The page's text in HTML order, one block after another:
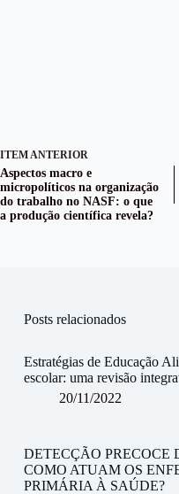
ITEM ANTERIOR
Aspectos macro e
micropolíticos na organização
do trabalho no NASF: o que
a produção científica revela?
Posts relacionados
Estratégias de Educação
escolar: uma revisão
20/11/2022
DETECÇÃO PRECOCE
COMO ATUAM OS
PRIMÁRIA À SAÚDE?